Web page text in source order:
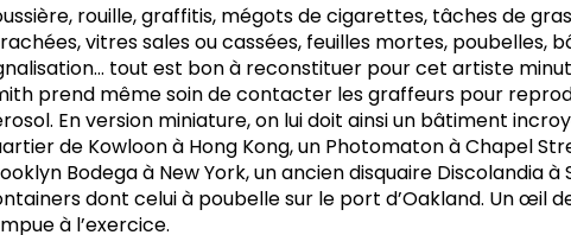
rouille, graffitis, mégots de cigarettes, tâches de
vitres sales ou cassées, feuilles mortes, poubelles,
tout est bon à reconstituer pour cet artiste
prend même soin de contacter les graffeurs pour
En version miniature, on lui doit ainsi un bâtiment
de Kowloon à Hong Kong, un Photomaton à Chapel
Bodega à New York, un ancien disquaire Discolandia
dont celui à poubelle sur le port d’Oakland. Un œil
à l’exercice.